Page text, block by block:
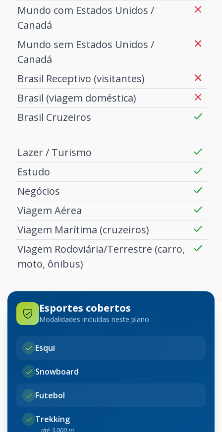
Mundo com Estados Unidos /
Canadá
Mundo sem Estados Unidos /
Canadá
Brasil Receptivo (visitantes)
Brasil (viagem doméstica)
Brasil Cruzeiros
Lazer / Turismo
Estudo
Negócios
Viagem Aérea
Viagem Marítima (cruzeiros)
Viagem Rodoviária/Terrestre (carro,
moto, ônibus)
Esportes cobertos
Modalidades incluídas neste plano
Esqui
Snowboard
Futebol
Trekking
até 3.000 m